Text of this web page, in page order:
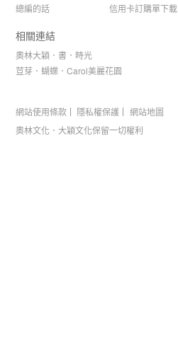
總編的話
信用卡訂購單下載
相關連結
奧林大穎．書．時光
荳芽．蝴蝶．Carol美麗花園
奧林文化．大穎文化保留一切權利
網站使用條款 隱私權保護 網站地圖